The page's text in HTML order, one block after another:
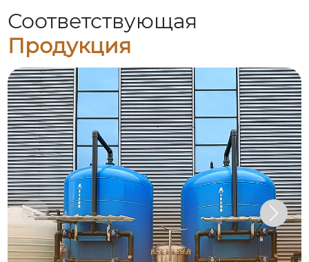
Соответствующая
Продукция